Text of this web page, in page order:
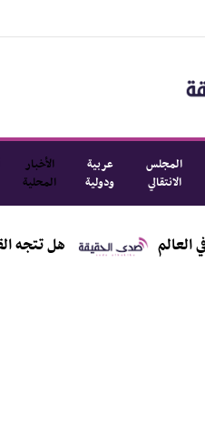
المجلس
الانتقالي
عربية
ودولية
الأخبار
المحلية
هل تتجه القاهرة لصفقة بـ4 مليارات دولار لاقتناء مقاتلات J-10CE وJ-35؟